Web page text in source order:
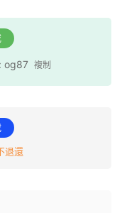
og87 複制
退還